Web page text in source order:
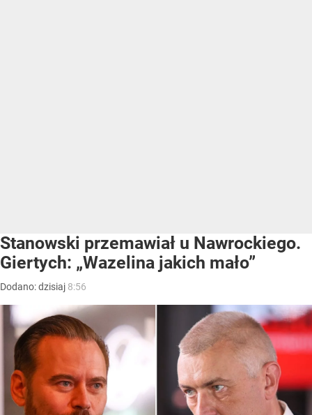
Stanowski przemawiał u Nawrockiego.
Giertych: „Wazelina jakich mało”
Dodano:dzisiaj 8:56